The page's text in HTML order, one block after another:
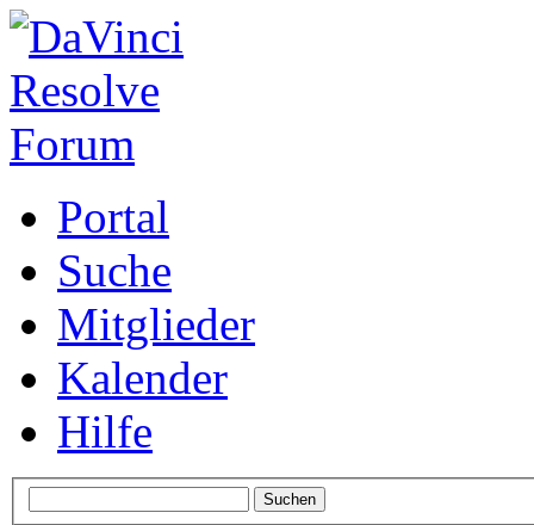
Portal
Suche
Mitglieder
Kalender
Hilfe